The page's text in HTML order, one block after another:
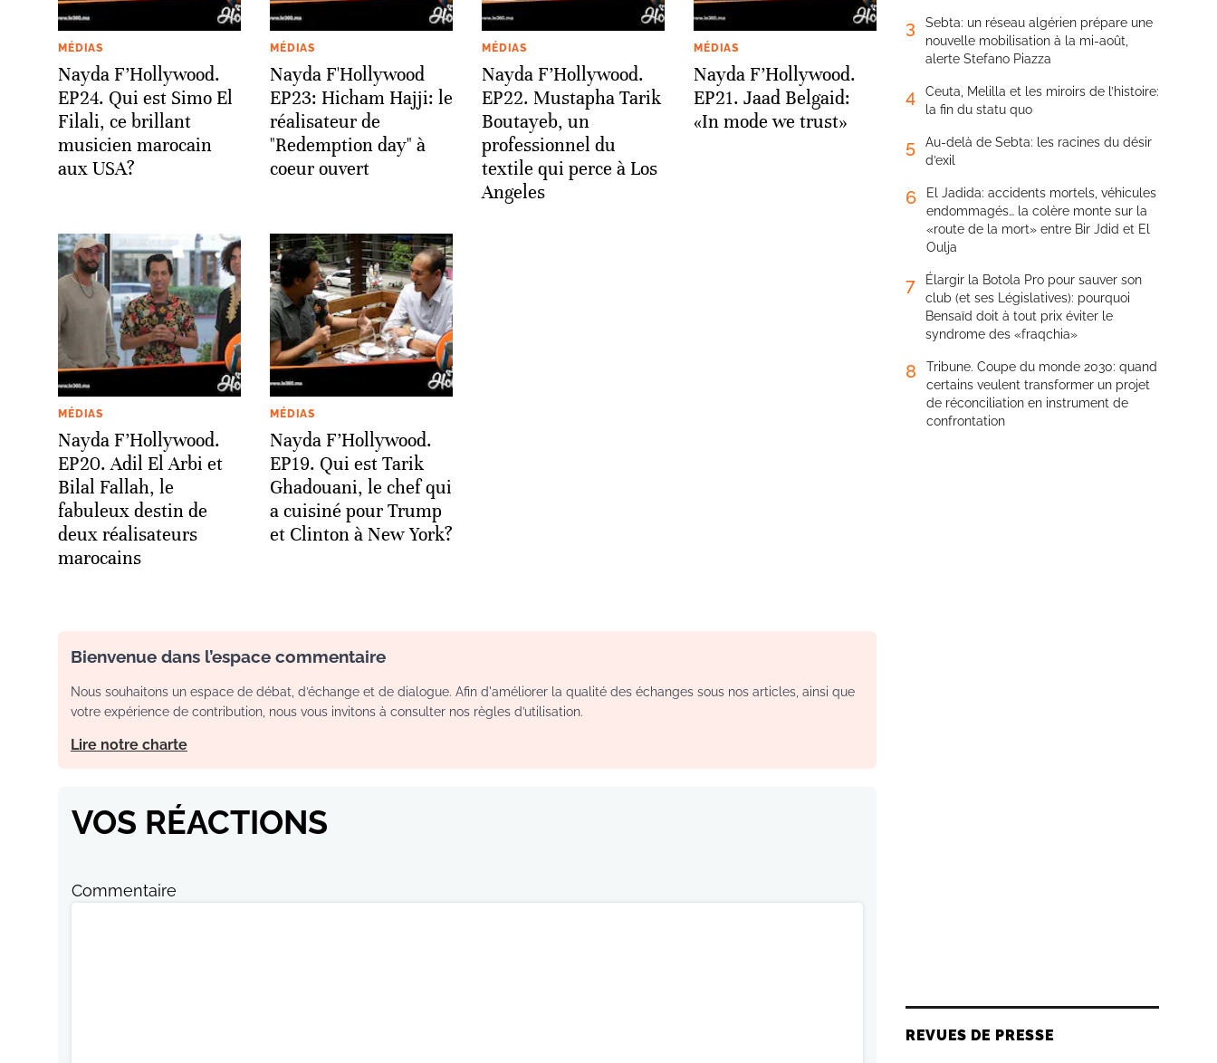
MÉDIAS
Nayda F’Hollywood.
EP24. Qui est Simo El
Filali, ce brillant
musicien marocain
aux USA?
MÉDIAS
Nayda F'Hollywood
EP23: Hicham Hajji: le
réalisateur de
"Redemption day" à
coeur ouvert
MÉDIAS
Nayda F’Hollywood.
EP22. Mustapha Tarik
Boutayeb, un
professionnel du
textile qui perce à Los
Angeles
MÉDIAS
Nayda F’Hollywood.
EP21. Jaad Belgaid:
«In mode we trust»
MÉDIAS
Nayda F’Hollywood.
EP20. Adil El Arbi et
Bilal Fallah, le
fabuleux destin de
deux réalisateurs
marocains
MÉDIAS
Nayda F’Hollywood.
EP19. Qui est Tarik
Ghadouani, le chef qui
a cuisiné pour Trump
et Clinton à New York?
Bienvenue dans l’espace commentaire
Nous souhaitons un espace de débat, d’échange et de dialogue. Afin d'améliorer la qualité des échanges sous nos articles, ainsi que
votre expérience de contribution, nous vous invitons à consulter nos règles d’utilisation.
Lire notre charte
VOS RÉACTIONS
Commentaire
3
Sebta: un réseau algérien prépare une
nouvelle mobilisation à la mi-août,
alerte Stefano Piazza
4
Ceuta, Melilla et les miroirs de l’histoire:
la fin du statu quo
5
Au-delà de Sebta: les racines du désir
d’exil
6
El Jadida: accidents mortels, véhicules
endommagés… la colère monte sur la
«route de la mort» entre Bir Jdid et El
Oulja
7
Élargir la Botola Pro pour sauver son
club (et ses Législatives): pourquoi
Bensaïd doit à tout prix éviter le
syndrome des «fraqchia»
8
Tribune. Coupe du monde 2030: quand
certains veulent transformer un projet
de réconciliation en instrument de
confrontation
REVUES DE PRESSE